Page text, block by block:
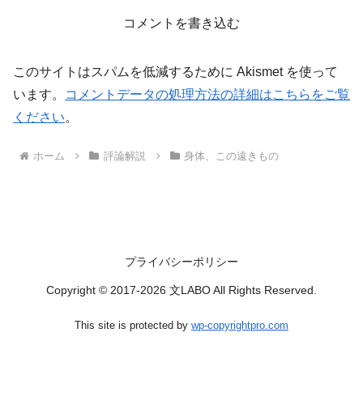
コメントを書き込む
このサイトはスパムを低減するために Akismet を使って
います。
コメントデータの処理方法の詳細はこちらをご覧
ください。
ホーム 評論解説 身体、この遠きもの
プライバシーポリシー
Copyright © 2017-2026 文LABO All Rights Reserved.
This site is protected by wp-copyrightpro.com